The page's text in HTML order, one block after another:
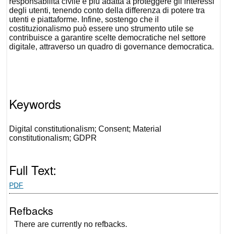
degli utenti, tenendo conto della differenza di potere tra
utenti e piattaforme. Infine, sostengo che il
costituzionalismo può essere uno strumento utile se
contribuisce a garantire scelte democratiche nel settore
digitale, attraverso un quadro di governance democratica.
Keywords
Digital constitutionalism; Consent; Material
constitutionalism; GDPR
Full Text:
PDF
Refbacks
There are currently no refbacks.